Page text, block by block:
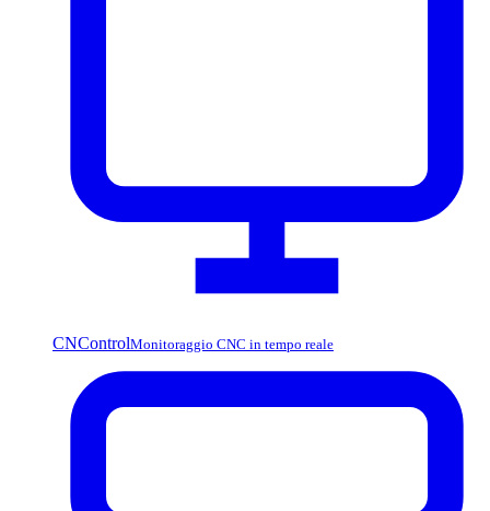
CNControlMonitoraggio CNC in tempo reale